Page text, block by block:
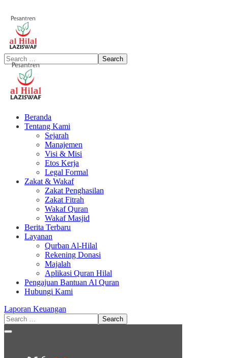
Beranda
Tentang Kami
Sejarah
Manajemen
Visi & Misi
Etos Kerja
Legal Formal
Zakat & Wakaf
Zakat Penghasilan
Zakat Fitrah
Wakaf Quran
Wakaf Masjid
Berita Terbaru
Layanan
Qurban Al-Hilal
Rekening Donasi
Majalah
Aplikasi Quran Hilal
Pengajuan Bantuan Al Quran
Hubungi Kami
Laporan Keuangan